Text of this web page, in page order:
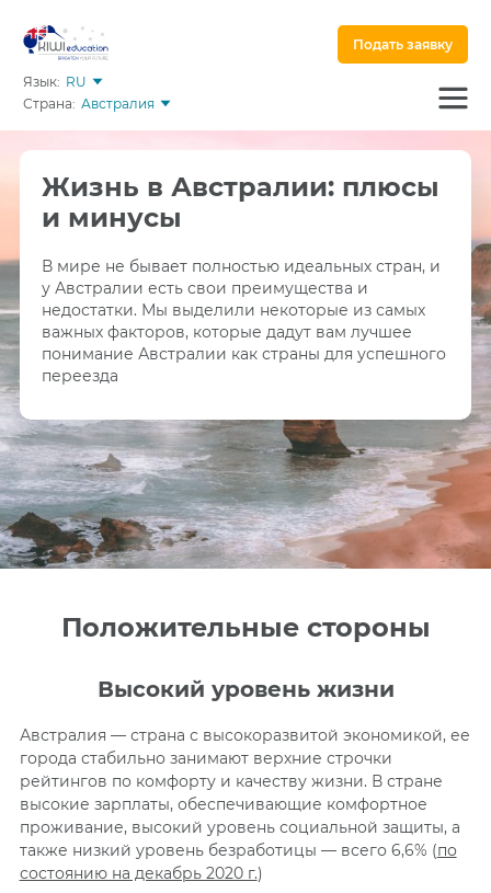
Язык: RU
Страна: Австралия
Подать заявку
Жизнь в Австралии: плюсы
и минусы
В мире не бывает полностью идеальных стран, и
у Австралии есть свои преимущества и
недостатки. Мы выделили некоторые из самых
важных факторов, которые дадут вам лучшее
понимание Австралии как страны для успешного
переезда
Положительные стороны
Высокий уровень жизни
Австралия — страна с высокоразвитой экономикой, ее
города стабильно занимают верхние строчки
рейтингов по комфорту и качеству жизни. В стране
высокие зарплаты, обеспечивающие комфортное
проживание, высокий уровень социальной защиты, а
также низкий уровень безработицы — всего 6,6% (по
состоянию на декабрь 2020 г.)